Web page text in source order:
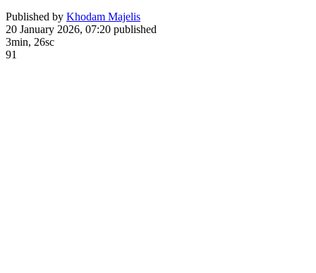
Published by Khodam Majelis
20 January 2026, 07:20 published
3min, 26sc
91